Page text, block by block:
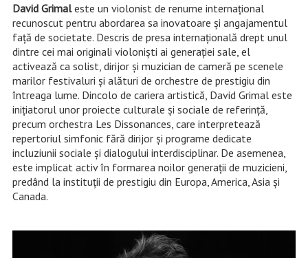
David Grimaleste un violonist de renume internațional
recunoscut pentru abordarea sa inovatoare și angajamentul
față de societate. Descris de presa internațională drept unul
dintre cei mai originali violoniști ai generației sale, el
activează ca solist, dirijor și muzician de cameră pe scenele
marilor festivaluri și alături de orchestre de prestigiu din
întreaga lume. Dincolo de cariera artistică, David Grimal este
inițiatorul unor proiecte culturale și sociale de referință,
precum orchestra Les Dissonances, care interpretează
repertoriul simfonic fără dirijor și programe dedicate
incluziunii sociale și dialogului interdisciplinar. De asemenea,
este implicat activ în formarea noilor generații de muzicieni,
predând la instituții de prestigiu din Europa, America, Asia și
Canada.